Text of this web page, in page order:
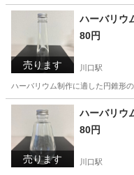
売ります
ハーバリ
80円
川口駅
ハーバリウム制作に適した円錐形
埼玉 川口市 川口駅
売ります
ハーバリ
80円
川口駅